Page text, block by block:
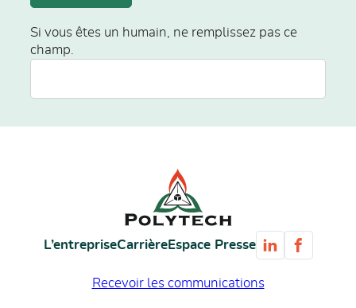
Si vous êtes un humain, ne remplissez pas ce
champ.
L’entrepriseCarrièreEspace Presse
Recevoir les communications